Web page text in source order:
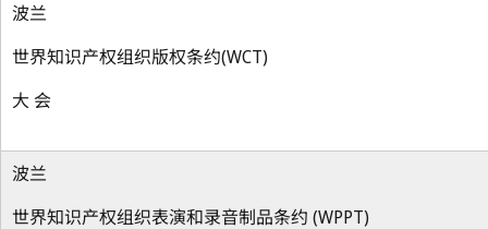
波兰
世界知识产权组织版权条约(WCT)
大 会
波兰
世界知识产权组织表演和录音制品条约 (WPPT)